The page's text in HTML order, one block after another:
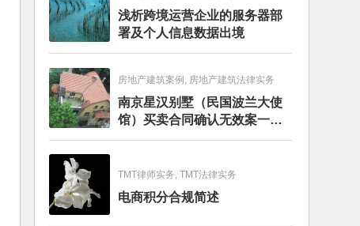
浅析跨境运营企业的服务器部
署及个人信息数据出境
房地产建筑案例, 房地产建筑法律实务
南京星汉别墅（民国波兰大使
馆）买卖合同确认无效案一审
判决书
TMT律师实务, TMT法律实务
电商积分合规简述